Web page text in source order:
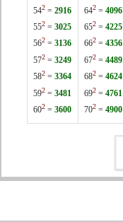
542= 2916
552= 3025
562= 3136
572= 3249
582= 3364
592= 3481
602= 3600
642= 4096
652= 4225
662= 4356
672= 4489
682= 4624
692= 4761
702= 4900